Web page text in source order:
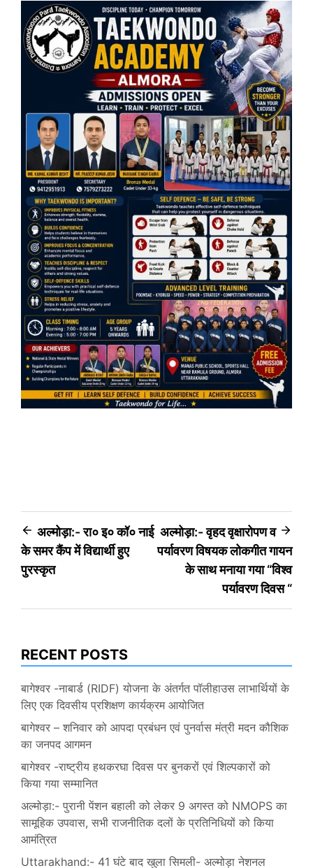
Post
navigation
अल्मोड़ा:- रा० इ० कॉ० नाई
के समर कैंप में विद्यार्थी हुए
पुरस्कृत
अल्मोड़ा:- वृहद वृक्षारोपण व
पर्यावरण विषयक लोकगीत गायन
के साथ मनाया गया “विश्व
पर्यावरण दिवस “
RECENT POSTS
बागेश्वर -नाबार्ड (RIDF) योजना के अंतर्गत पॉलीहाउस लाभार्थियों के
लिए एक दिवसीय प्रशिक्षण कार्यक्रम आयोजित
बागेश्वर – शनिवार को आपदा प्रबंधन एवं पुनर्वास मंत्री मदन कौशिक
का जनपद आगमन
बागेश्वर -राष्ट्रीय हथकरघा दिवस पर बुनकरों एवं शिल्पकारों को
किया गया सम्मानित
अल्मोड़ा:- पुरानी पेंशन बहाली को लेकर 9 अगस्त को NMOPS का
सामूहिक उपवास, सभी राजनीतिक दलों के प्रतिनिधियों को किया
आमंत्रित
Uttarakhand:- 41 घंटे बाद खुला सिमली- अल्मोड़ा नेशनल